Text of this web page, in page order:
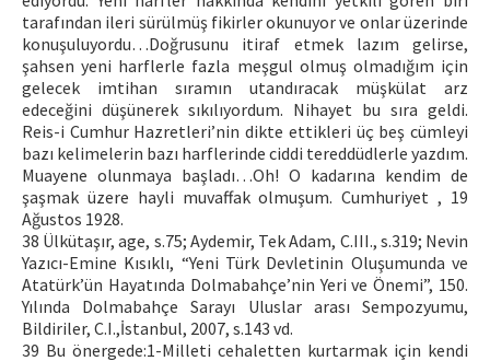
tarafından ileri sürülmüş fikirler okunuyor ve onlar üzerinde
konuşuluyordu…Doğrusunu itiraf etmek lazım gelirse,
şahsen yeni harflerle fazla meşgul olmuş olmadığım için
gelecek imtihan sıramın utandıracak müşkülat arz
edeceğini düşünerek sıkılıyordum. Nihayet bu sıra geldi.
Reis-i Cumhur Hazretleri’nin dikte ettikleri üç beş cümleyi
bazı kelimelerin bazı harflerinde ciddi tereddüdlerle yazdım.
Muayene olunmaya başladı…Oh! O kadarına kendim de
şaşmak üzere hayli muvaffak olmuşum. Cumhuriyet , 19
Ağustos 1928.
38 Ülkütaşır, age, s.75; Aydemir, Tek Adam, C.III., s.319; Nevin
Yazıcı-Emine Kısıklı, “Yeni Türk Devletinin Oluşumunda ve
Atatürk’ün Hayatında Dolmabahçe’nin Yeri ve Önemi”, 150.
Yılında Dolmabahçe Sarayı Uluslar arası Sempozyumu,
Bildiriler, C.I.,İstanbul, 2007, s.143 vd.
39 Bu önergede:1-Milleti cehaletten kurtarmak için kendi